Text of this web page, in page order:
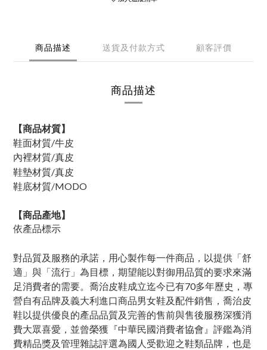
商品描述 送貨及付款方式 顧客評價
商品描述
【商品材質】
鞋面材質/牛皮
內裡材質/真皮
鞋墊材質/真皮
鞋底材質/MODO
【商品產地】
依產品標示
對品質及服務的承諾，用心製作每一件商品，以提供「舒
適」與「流行」為目標，期望能以對御用品質的要求來滿
足消費者的需要。喬治皮鞋成立迄今已有70多年歷史，專
營自有品牌及義大利進口商品男女鞋及配件銷售，喬治皮
鞋以提供優良的產品品質及完善的售前與售後服務深獲消
費大眾喜愛，並曾榮獲『中華民國消費者協會』評鑑為消
費精品獎及管理雜誌評選為國人受歡迎之鞋類品牌，也是